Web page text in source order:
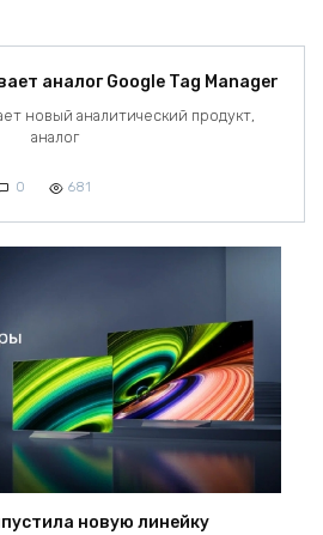
аналог Google Tag Manager
новый аналитический продукт,
аналог
0 681
новую линейку